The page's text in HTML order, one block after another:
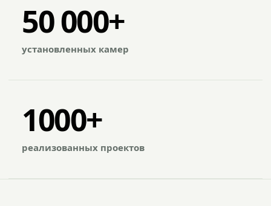
50 000+
установленных камер
1000+
реализованных проектов